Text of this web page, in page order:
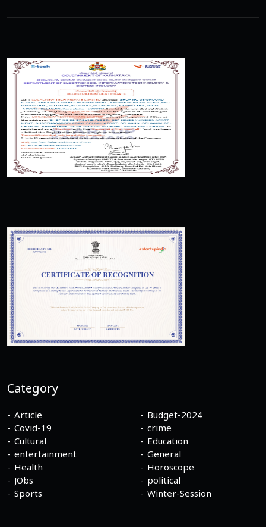
Category
Article
Budget-2024
Covid-19
crime
Cultural
Education
entertainment
General
Health
Horoscope
JObs
political
Sports
Winter-Session